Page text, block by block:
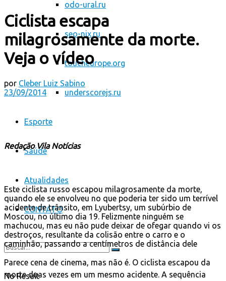
odo-ural.ru
seo-nix.ru
toucheurope.org
underscorejs.ru
Esporte
Saúde
Atualidades
CONTATO
No Result
Ciclista escapa
milagrosamente da morte.
Veja o vídeo
por Cleber Luiz Sabino
23/09/2014
Redação Vila Notícias
Este ciclista russo escapou milagrosamente da morte,
quando ele se envolveu no que poderia ter sido um terrível
acidente de trânsito, em Lyubertsy, um subúrbio de
Moscou, no último dia 19. Felizmente ninguém se
machucou, mas eu não pude deixar de ofegar quando vi os
destroços, resultante da colisão entre o carro e o
caminhão, passando a centímetros de distância dele
Parece cena de cinema, mas não é. O ciclista escapou da
morte duas vezes em um mesmo acidente. A sequência